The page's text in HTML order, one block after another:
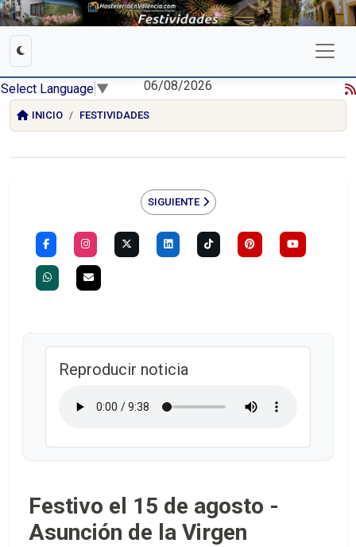
Select Language ▼ 06/08/2026
INICIO FESTIVIDADES
SIGUIENTE
Reproducir noticia
Festivo el 15 de agosto -
Asunción de la Virgen